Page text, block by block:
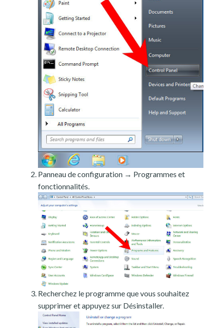
Panneau de configuration → Programmes et
fonctionnalités.
Recherchez le programme que vous souhaitez
supprimer et appuyez sur Désinstaller.